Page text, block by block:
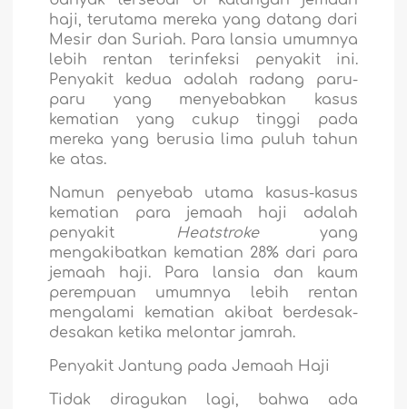
haji, terutama mereka yang datang dari
Mesir dan Suriah. Para lansia umumnya
lebih rentan terinfeksi penyakit ini.
Penyakit kedua
adalah radang paru-
paru yang menyebabkan kasus
kematian yang cukup tinggi pada
mereka yang berusia lima puluh tahun
ke atas.
Namun penyebab utama kasus-kasus
kematian para jemaah haji adalah
penyakit
Heatstroke yang
mengakibatkan kematian 28% dari para
jemaah haji. Para lansia dan kaum
perempuan umumnya lebih rentan
mengalami kematian akibat berdesak-
desakan ketika melontar jamrah.
Penyakit Jantung pada Jemaah Haji
Tidak diragukan lagi, bahwa ada